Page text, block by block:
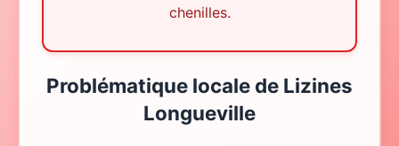
chenilles.
Problématique locale de Lizines
Longueville